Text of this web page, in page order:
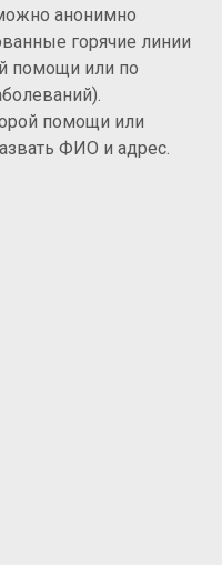
анонимно
горячие линии
помощи или по
помощи или
ФИО и адрес.